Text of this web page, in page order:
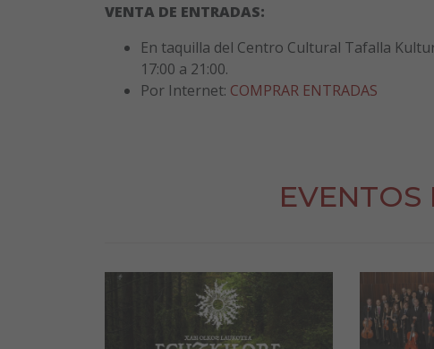
VENTA DE ENTRADAS:
En taquilla del Centro Cultural Tafalla
17:00 a 21:00.
Por Internet: COMPRAR ENTRADAS
EVENTOS